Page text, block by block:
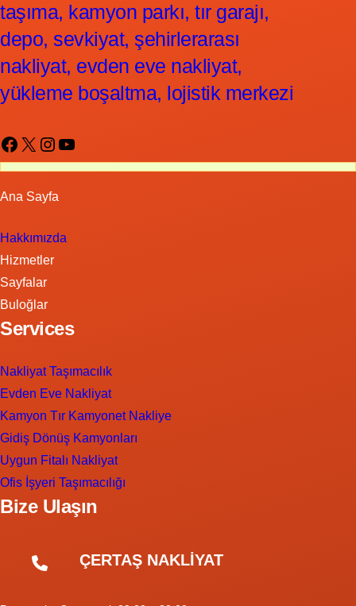
taşıma, kamyon parkı, tır garajı,
depo, sevkiyat, şehirlerarası
nakliyat, evden eve nakliyat,
yükleme boşaltma, lojistik merkezi
Facebook X Instagram YouTube
Ana Sayfa
Hakkımızda
Hizmetler
Sayfalar
Buloğlar
Services
Nakliyat Taşımacılık
Evden Eve Nakliyat
Kamyon Tır Kamyonet Nakliye
Gidiş Dönüş Kamyonları
Uygun Fitalı Nakliyat
Ofis İşyeri Taşımacılığı
Bize Ulaşın
ÇERTAŞ NAKLİYAT